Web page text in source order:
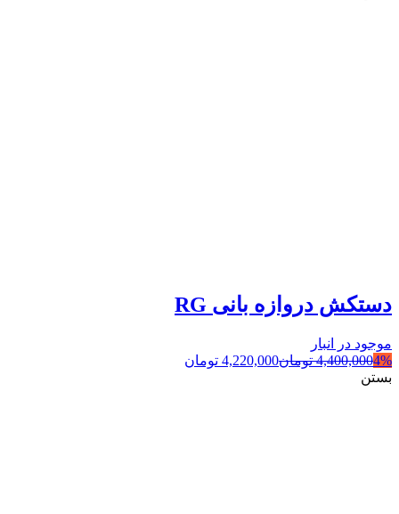
دستکش دروازه بانی RG
موجود در انبار
4%
4,400,000 تومان4,220,000 تومان
بستن